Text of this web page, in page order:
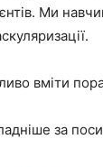
Ми
вміти
за